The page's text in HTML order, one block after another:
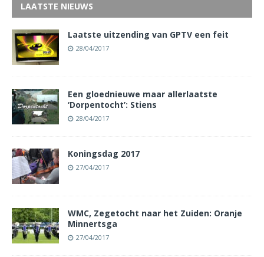
LAATSTE NIEUWS
Laatste uitzending van GPTV een feit
28/04/2017
Een gloednieuwe maar allerlaatste
‘Dorpentocht’: Stiens
28/04/2017
Koningsdag 2017
27/04/2017
WMC, Zegetocht naar het Zuiden: Oranje
Minnertsga
27/04/2017